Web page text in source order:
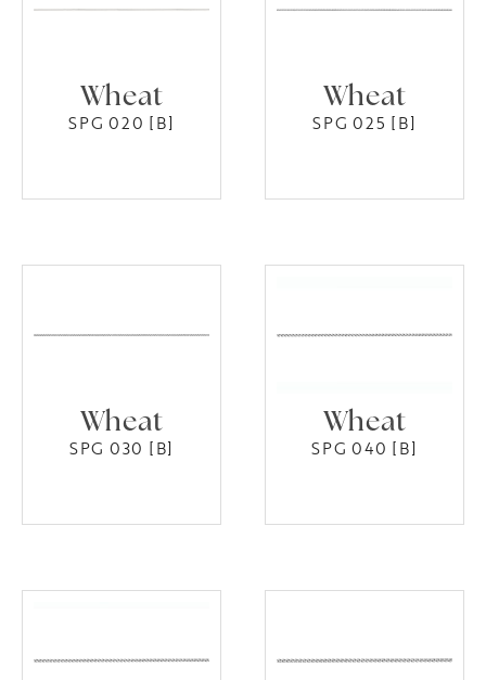
Wheat
SPG 020 [B]
Wheat
SPG 025 [B]
Wheat
SPG 030 [B]
Wheat
SPG 040 [B]